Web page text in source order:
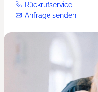
Rückrufservice
Anfrage senden